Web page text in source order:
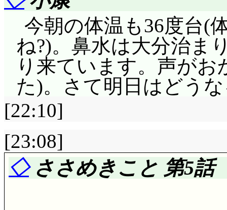
トロに分類されるか
いくつもある『プレ
作』の一つなのです
らない聖杯戦争に巻
が変わってしまいま
『貴女の下僕 貴女の
に吹き込んだんです
ようとした鍵ですが,
る『緊急任務よ杉崎
出ないわ」(号泣)ば
ああの娘は? モデルの
になったんでしょ?
手なら最高だけど……
たのね(^^;;; 「そうよ
アケミちゃんだって
やっぱりちゃんと練
殺されそうな勢いで
っては生き地獄ですな
では純夏に当面成長
「見たよ, 昨日の」
で, 脅迫されていると
ら余計な情報まで晒
外言葉では弱いね。
ではなく「私達はね
君。女子の女子によ
部』を作らないかい!
(^^;;; そして脅迫仕掛
今朝の体温も36度台(
ね?)。鼻水は大分治ま
り来ています。声が
た)。さて明日はどうな
[22:10]
[23:08]
◇ささめきこと 第5話